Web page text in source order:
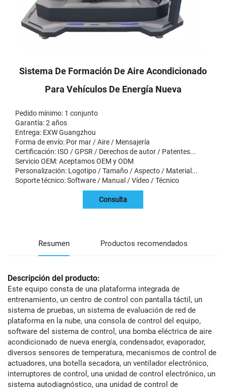
Sistema De Formación De Aire Acondicionado
Para Vehículos De Energía Nueva
Pedido mínimo: 1 conjunto
Garantía: 2 años
Entrega: EXW Guangzhou
Forma de envío: Por mar / Aire / Mensajería
Certificación: ISO / GPSR / Derechos de autor / Patentes...
Servicio OEM: Aceptamos OEM y ODM
Personalización: Logotipo / Tamaño / Aspecto / Material...
Soporte técnico: Software / Manual / Vídeo / Técnico
Consulta
Resumen Productos recomendados
Descripción del producto:
Este equipo consta de una plataforma integrada de
entrenamiento, un centro de control con pantalla táctil, un
sistema de pruebas, un sistema de evaluación de red de
plataforma en la nube, una consola de control del equipo,
software del sistema de control, una bomba eléctrica de aire
acondicionado de nueva energía, condensador, evaporador,
diversos sensores de temperatura, mecanismos de control de
actuadores, una botella secadora, un ventilador electrónico,
interruptores de control, una unidad de control electrónico, un
sistema autodiagnóstico, una unidad de control de